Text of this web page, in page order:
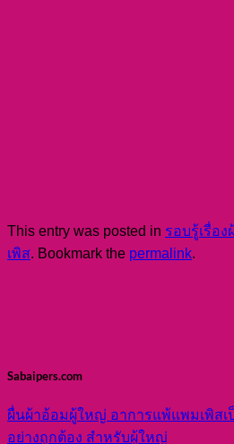
This entry was posted in รอบรู้เรื่อง
เพิส. Bookmark the permalink.
Sabaipers.com
ผื่นผ้าอ้อมผู้ใหญ่ อาการแพ้แพมเพิสเ
อย่างถูกต้อง สำหรับผู้ใหญ่